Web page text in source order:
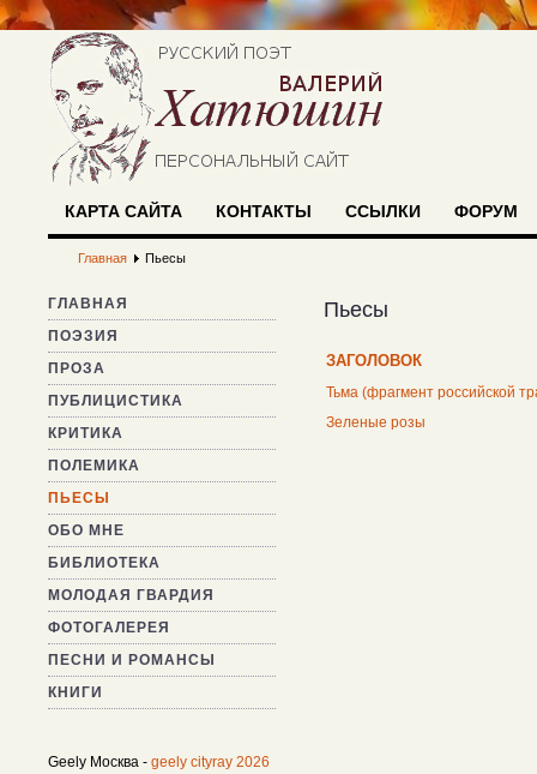
КАРТА САЙТА КОНТАКТЫ ССЫЛКИ ФОРУМ
Главная Пьесы
ГЛАВНАЯ
ПОЭЗИЯ
ПРОЗА
ПУБЛИЦИСТИКА
КРИТИКА
ПОЛЕМИКА
ПЬЕСЫ
ОБО МНЕ
БИБЛИОТЕКА
МОЛОДАЯ ГВАРДИЯ
ФОТОГАЛЕРЕЯ
ПЕСНИ И РОМАНСЫ
КНИГИ
Geely Москва - geely cityray 2026
Пьесы
ЗАГОЛОВОК
Тьма (фрагмент российской
Зеленые розы